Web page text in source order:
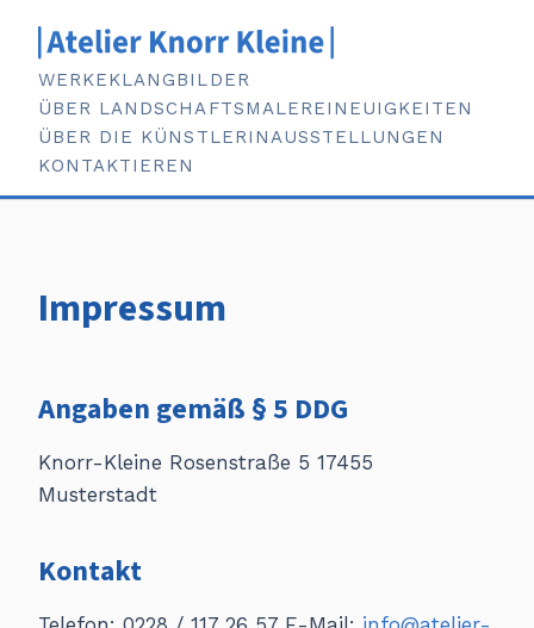
WERKEKLANGBILDER
ÜBER LANDSCHAFTSMALEREI NEUIGKEITEN
ÜBER DIE KÜNSTLERIN AUSSTELLUNGEN
KONTAKTIEREN
Impressum
Angaben gemäß § 5 DDG
Knorr-Kleine Rosenstraße 5 17455
Musterstadt
Kontakt